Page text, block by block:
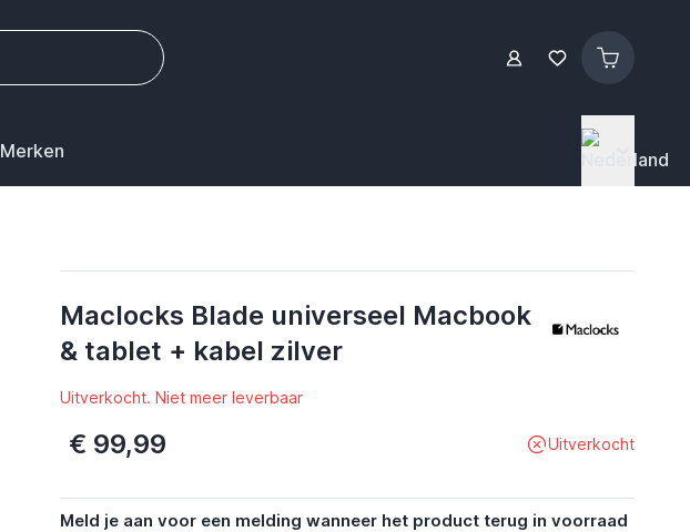
Merken
Maclocks Blade universeel Macbook
& tablet + kabel zilver
Uitverkocht. Niet meer leverbaar
€ 99,99 Uitverkocht
Meld je aan voor een melding wanneer het product terug in voorraad